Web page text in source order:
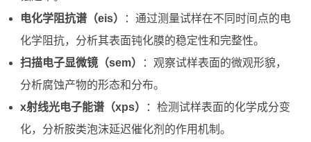
电化学阻抗谱（eis）
：通过测量试样在不同时间点的电
化学阻抗，分析其表面钝化膜的稳定性和完整性。
扫描电子显微镜（sem）
：观察试样表面的微观形貌，
分析腐蚀产物的形态和分布。
x射线光电子能谱（xps）
：检测试样表面的化学成分变
化，分析胺类泡沫延迟催化剂的作用机制。